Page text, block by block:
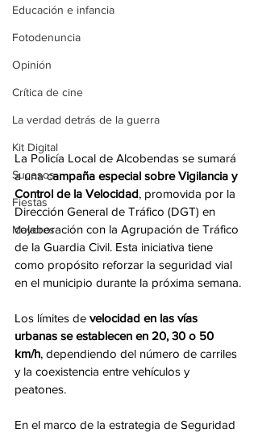
Educación e infancia
Fotodenuncia
Opinión
Crítica de cine
La verdad detrás de la guerra
Kit Digital
Sucesos
Fiestas
Mayores
La Policía Local de Alcobendas se sumará
a una campaña especial sobre Vigilancia y
Control de la Velocidad, promovida por la
Dirección General de Tráfico (DGT) en
colaboración con la Agrupación de Tráfico
de la Guardia Civil. Esta iniciativa tiene
como propósito reforzar la seguridad vial
en el municipio durante la próxima semana.
Los límites de velocidad en las vías
urbanas se establecen en 20, 30 o 50
km/h, dependiendo del número de carriles
y la coexistencia entre vehículos y
peatones.
En el marco de la estrategia de Seguridad